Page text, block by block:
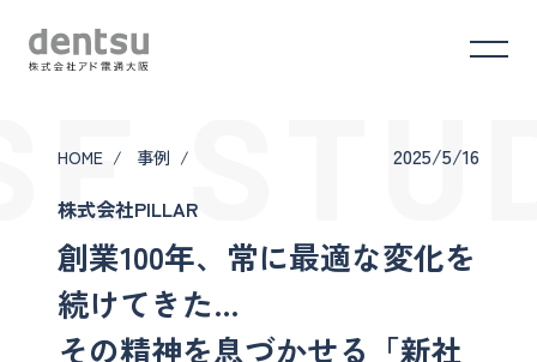
HOME 事例
2025/5/16
株式会社PILLAR
創業100年、常に最適な変化を
続けてきた…
その精神を息づかせる「新社